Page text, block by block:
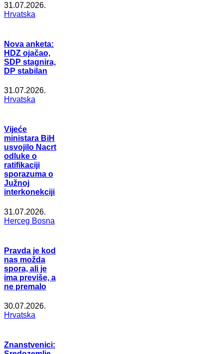
31.07.2026.
Hrvatska
Nova anketa:
HDZ ojačao,
SDP stagnira,
DP stabilan
31.07.2026.
Hrvatska
Vijeće
ministara BiH
usvojilo Nacrt
odluke o
ratifikaciji
sporazuma o
Južnoj
interkonekciji
31.07.2026.
Herceg Bosna
Pravda je kod
nas možda
spora, ali je
ima previše, a
ne premalo
30.07.2026.
Hrvatska
Znanstvenici: